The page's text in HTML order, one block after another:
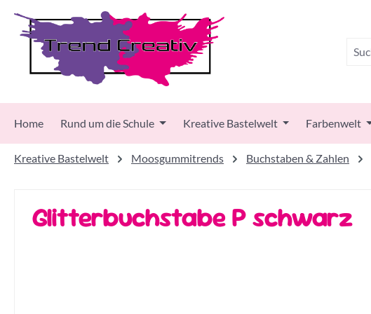
Hauptinhalt springen
Zur Suche springen
Zur Hauptnavigation springen
Home Rund um die Schule Kreative Bastelwelt Farbenwelt
Kreative Bastelwelt Moosgummitrends Buchstaben & Zahlen
Glitterbuchstabe P schwarz